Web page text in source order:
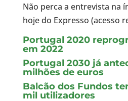
Não perca a entrevista na
hoje do Expresso (acesso
Portugal 2020
em 2022
Portugal 2030 já
milhões de euros
Balcão dos Fundos
mil utilizadores